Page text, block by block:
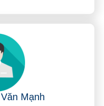
Mạnh